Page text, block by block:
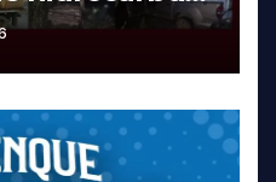
robados en